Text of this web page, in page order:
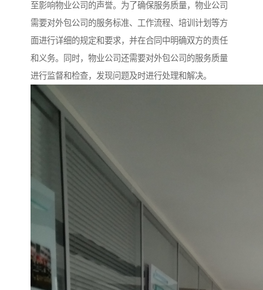
至影响物业公司的声誉。为了确保服务质量，物业公司
需要对外包公司的服务标准、工作流程、培训计划等方
面进行详细的规定和要求，并在合同中明确双方的责任
和义务。同时，物业公司还需要对外包公司的服务质量
进行监督和检查，发现问题及时进行处理和解决。